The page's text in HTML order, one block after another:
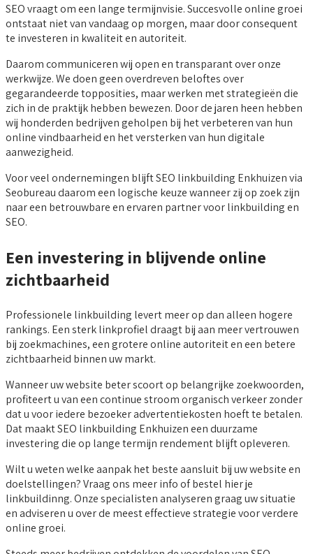
SEO vraagt om een lange termijnvisie. Succesvolle online groei
ontstaat niet van vandaag op morgen, maar door consequent
te investeren in kwaliteit en autoriteit.
Daarom communiceren wij open en transparant over onze
werkwijze. We doen geen overdreven beloftes over
gegarandeerde topposities, maar werken met strategieën die
zich in de praktijk hebben bewezen. Door de jaren heen hebben
wij honderden bedrijven geholpen bij het verbeteren van hun
online vindbaarheid en het versterken van hun digitale
aanwezigheid.
Voor veel ondernemingen blijft SEO linkbuilding Enkhuizen via
Seobureau daarom een logische keuze wanneer zij op zoek zijn
naar een betrouwbare en ervaren partner voor linkbuilding en
SEO.
Een investering in blijvende online
zichtbaarheid
Professionele linkbuilding levert meer op dan alleen hogere
rankings. Een sterk linkprofiel draagt bij aan meer vertrouwen
bij zoekmachines, een grotere online autoriteit en een betere
zichtbaarheid binnen uw markt.
Wanneer uw website beter scoort op belangrijke zoekwoorden,
profiteert u van een continue stroom organisch verkeer zonder
dat u voor iedere bezoeker advertentiekosten hoeft te betalen.
Dat maakt SEO linkbuilding Enkhuizen een duurzame
investering die op lange termijn rendement blijft opleveren.
Wilt u weten welke aanpak het beste aansluit bij uw website en
doelstellingen? Vraag ons meer info of bestel hier je
linkbuildinng. Onze specialisten analyseren graag uw situatie
en adviseren u over de meest effectieve strategie voor verdere
online groei.